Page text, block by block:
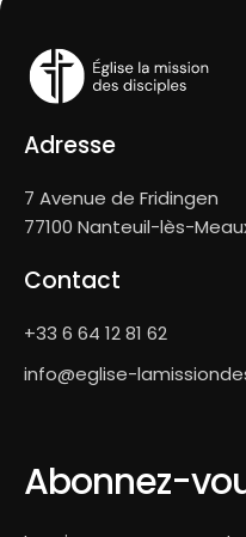
Contact
+33 6 64 12 81 62
info@eglise-
Adresse
7 Avenue de Fridingen
77100 Nanteuil-lès-
Abonnez-